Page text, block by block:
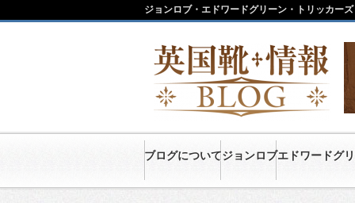
ブログについてジョンロブエドワードグ
ジョンロブ・エドワードグリーン・トリッカー